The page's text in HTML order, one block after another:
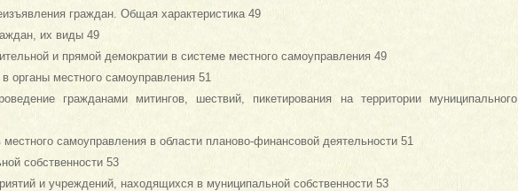
граждан. Общая характеристика 49
их виды 49
и прямой демократии в системе местного самоуправления 49
органы местного самоуправления 51
гражданами митингов, шествий, пикетирования на территории муниципального
самоуправления в области планово-финансовой деятельности 51
собственности 53
и учреждений, находящихся в муниципальной собственности 53